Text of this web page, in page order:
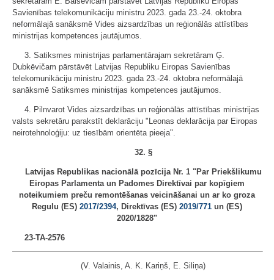
Savienības telekomunikāciju ministru 2023. gada 23.-24. oktobra
neformālajā sanāksmē Vides aizsardzības un reģionālās attīstības
ministrijas kompetences jautājumos.
3. Satiksmes ministrijas parlamentārajam sekretāram Ģ.
Dubkēvičam pārstāvēt Latvijas Republiku Eiropas Savienības
telekomunikāciju ministru 2023. gada 23.-24. oktobra neformālajā
sanāksmē Satiksmes ministrijas kompetences jautājumos.
4. Pilnvarot Vides aizsardzības un reģionālās attīstības ministrijas
valsts sekretāru parakstīt deklarāciju "Leonas deklarācija par Eiropas
neirotehnoloģiju: uz tiesībām orientēta pieeja".
32. §
Latvijas Republikas nacionālā pozīcija Nr. 1 "Par Priekšlikumu
Eiropas Parlamenta un Padomes Direktīvai par kopīgiem
noteikumiem preču remontēšanas veicināšanai un ar ko groza
Regulu (ES) 2017/2394, Direktīvas (ES) 2019/771 un (ES)
2020/1828"
23-TA-2576
(V. Valainis, A. K. Kariņš, E. Siliņa)